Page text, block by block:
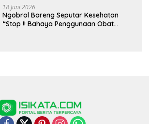
18 Juni 2026
Ngobrol Bareng Seputar Kesehatan
“Stop !! Bahaya Penggunaan Obat